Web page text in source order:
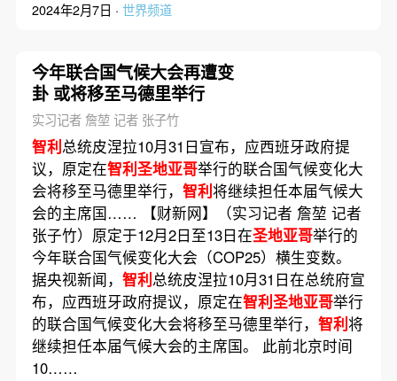
2024年2月7日 · 世界频道
今年联合国气候大会再遭变
卦 或将移至马德里举行
实习记者 詹堃 记者 张子竹
智利总统皮涅拉10月31日宣布，应西班牙政府提
议，原定在智利圣地亚哥举行的联合国气候变化大
会将移至马德里举行， 智利将继续担任本届气候大
会的主席国…… 【财新网】（实习记者 詹堃 记者
张子竹）原定于12月2日至13日在圣地亚哥举行的
今年联合国气候变化大会（COP25）横生变数。
据央视新闻， 智利总统皮涅拉10月31日在总统府宣
布，应西班牙政府提议，原定在智利圣地亚哥举行
的联合国气候变化大会将移至马德里举行， 智利将
继续担任本届气候大会的主席国。 此前北京时间
10……